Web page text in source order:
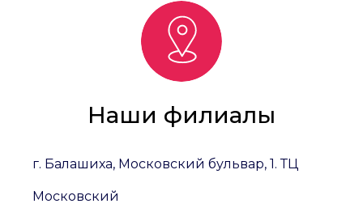
Наши филиалы
г. Балашиха, Московский бульвар, 1. ТЦ
Московский